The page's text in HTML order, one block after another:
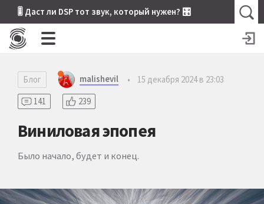
🎚 Даст ли DSP тот звук, который нужен? 🎛
Блог malishevil •
15 декабря 2024 в 23:03
141
239
Виниловая эпопея
Было начало, будет и конец.